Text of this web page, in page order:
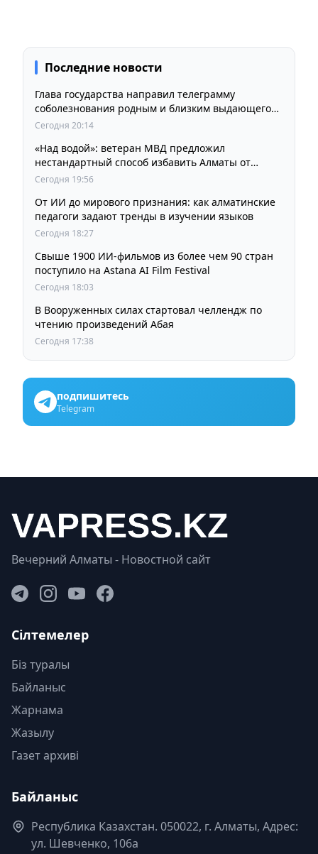
Последние новости
Глава государства направил телеграмму
соболезнования родным и близким выдающегося
кинорежиссера Ардака Амиркулова
Сегодня 20:14
«Над водой»: ветеран МВД предложил
нестандартный способ избавить Алматы от
пробок и смога
Сегодня 19:56
От ИИ до мирового признания: как алматинские
педагоги задают тренды в изучении языков
Сегодня 18:27
Свыше 1900 ИИ-фильмов из более чем 90 стран
поступило на Astana AI Film Festival
Сегодня 18:03
В Вооруженных силах стартовал челлендж по
чтению произведений Абая
Сегодня 17:38
подпишитесь
Telegram
Вечерний Алматы - Новостной сайт
Сілтемелер
Біз туралы
Байланыс
Жарнама
Жазылу
Газет архиві
Байланыс
Республика Казахстан. 050022, г. Алматы, Адрес:
ул. Шевченко, 106а